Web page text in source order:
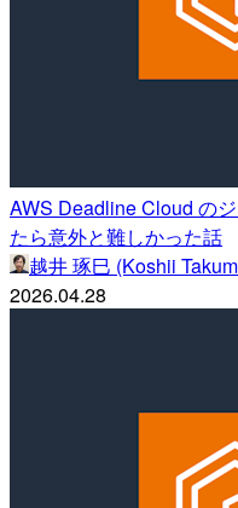
AWS Deadline Cloud の
たら意外と難しかった話
越井 琢巳 (Koshii
2026.04.28